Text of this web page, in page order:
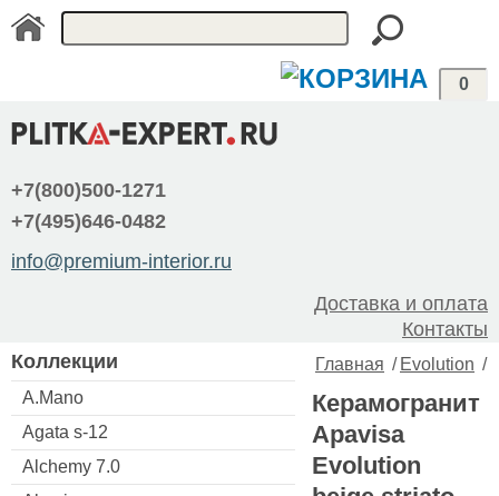
0
+7(800)500-1271
+7(495)646-0482
info@premium-interior.ru
Доставка и оплата
Контакты
Коллекции
A.Mano
Agata s-12
Alchemy 7.0
Главная / Evolution /
Керамогранит
Apavisa
Evolution